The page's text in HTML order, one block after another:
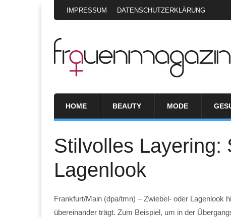
IMPRESSUM DATENSCHUTZERKLÄRUNG
HOME BEAUTY MODE
Stilvolles Layering:
Lagenlook
Frankfurt/Main (dpa/tmn) – Zwiebel- oder Lagenlook
übereinander trägt. Zum Beispiel, um in der